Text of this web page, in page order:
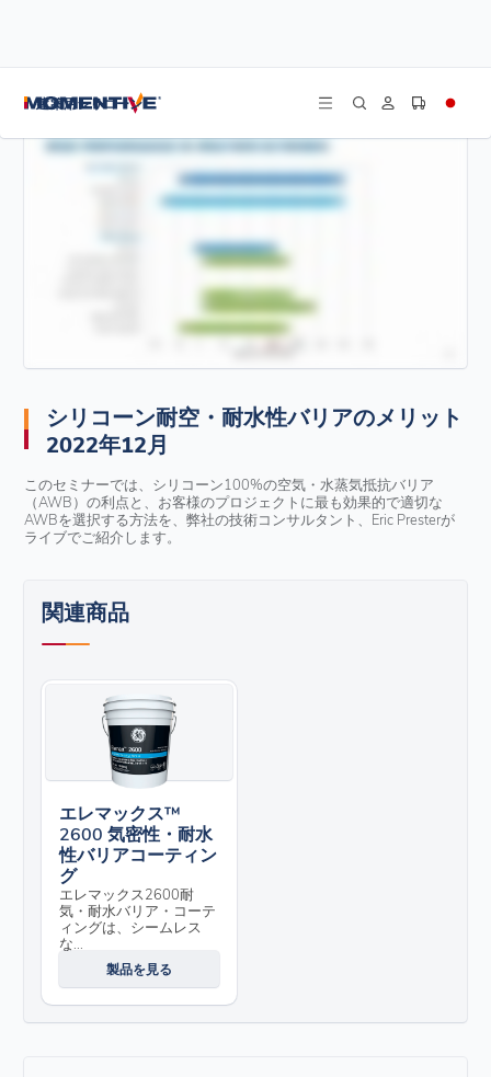
建築用シリコーン
シリコーン耐空・耐水性バリアのメリット 2022年12月
シリコーン耐空・耐水性バリアのメリット
2022年12月
このセミナーでは、シリコーン100%の空気・水蒸気抵抗バリア
（AWB）の利点と、お客様のプロジェクトに最も効果的で適切な
AWBを選択する方法を、弊社の技術コンサルタント、Eric Presterが
ライブでご紹介します。
関連商品
エレマックス™
2600 気密性・耐水
性バリアコーティン
グ
エレマックス2600耐
気・耐水バリア・コーテ
ィングは、シームレス
な...
製品を見る